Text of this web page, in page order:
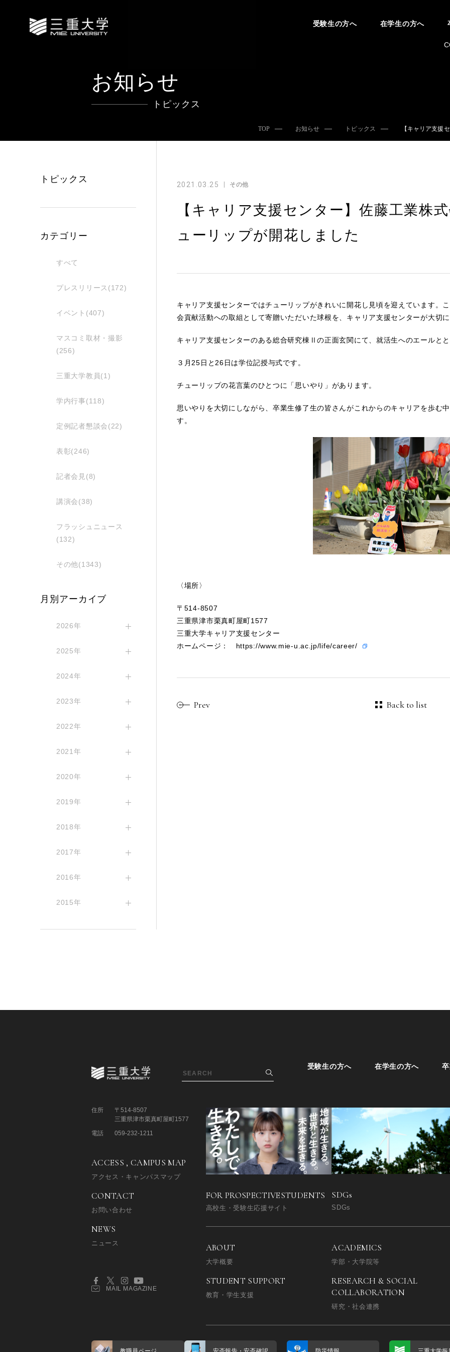
受験生の方へ 在学生の方へ
お知らせ
トピックス
TOP お知らせ トピックス 【キャリア支援
2021.03.25 その他
【キャリア支援センター】佐藤工業株
ューリップが開花しました
キャリア支援センターではチューリップがきれいに開花し見頃を迎えています。
会貢献活動への取組として寄贈いただいた球根を、キャリア支援センターが大切
キャリア支援センターのある総合研究棟Ⅱの正面玄関にて、就活生へのエールと
３月25日と26日は学位記授与式です。
チューリップの花言葉のひとつに「思いやり」があります。
思いやりを大切にしながら、卒業生修了生の皆さんがこれからのキャリアを歩む
す。
〈場所〉
〒514-8507
三重県津市栗真町屋町1577
三重大学キャリア支援センター
ホームページ： https://www.mie-u.ac.jp/life/career/
Prev Back to list
トピックス
カテゴリー
すべて
プレスリリース(172)
イベント(407)
マスコミ取材・撮影
(256)
三重大学教員(1)
学内行事(118)
定例記者懇談会(22)
表彰(246)
記者会見(8)
講演会(38)
フラッシュニュース
(132)
その他(1343)
月別アーカイブ
2026年
2025年
2024年
2023年
2022年
2021年
2020年
2019年
2018年
2017年
2016年
2015年
受験生の方へ 在学生の方へ
FOR PROSPECTIVESTUDENTS
高校生・受験生応援サイト
SDGs
SDGs
ABOUT
大学概要
ACADEMICS
学部・大学院等
STUDENT SUPPORT
教育・学生支援
RESEARCH & SOCIAL
COLLABORATION
研究・社会連携
住所
〒514-8507
三重県津市栗真町屋町1577
電話
059-232-1211
ACCESS , CAMPUS MAP
アクセス・キャンパスマップ
CONTACT
お問い合わせ
NEWS
ニュース
MAIL MAGAZINE